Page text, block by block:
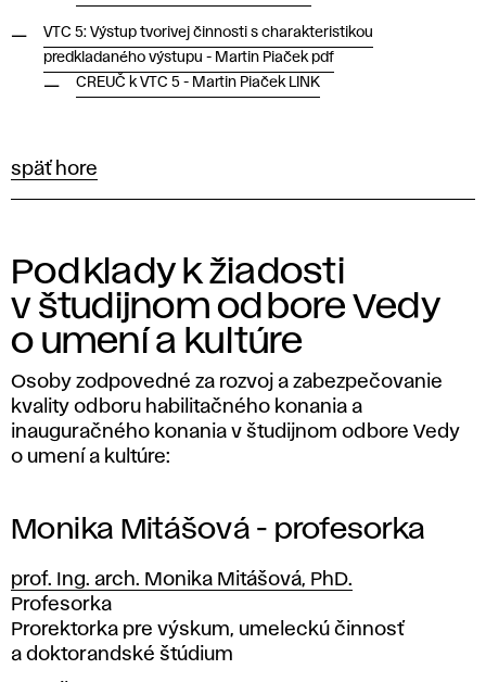
VTC 5: Výstup tvorivej činnosti s charakteristikou
predkladaného výstupu - Martin Piaček pdf
CREUČ k VTC 5 - Martin Piaček LINK
späť hore
Podklady k žiadosti
v študijnom odbore Vedy
o umení a kultúre
Osoby zodpovedné za rozvoj a zabezpečovanie
kvality odboru habilitačného konania a
inauguračného konania v študijnom odbore Vedy
o umení a kultúre:
Monika Mitášová - profesorka
prof. Ing. arch. Monika Mitášová, PhD.
Pozícia
Profesorka
Prorektorka pre výskum, umeleckú činnosť
a doktorandské štúdium